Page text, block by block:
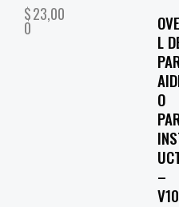
$23,00
0
L
O
–